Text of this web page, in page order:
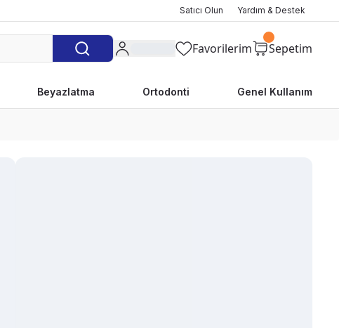
Satıcı Olun Yardım & Destek
Favorilerim Sepetim
Beyazlatma Ortodonti Genel Kullanım